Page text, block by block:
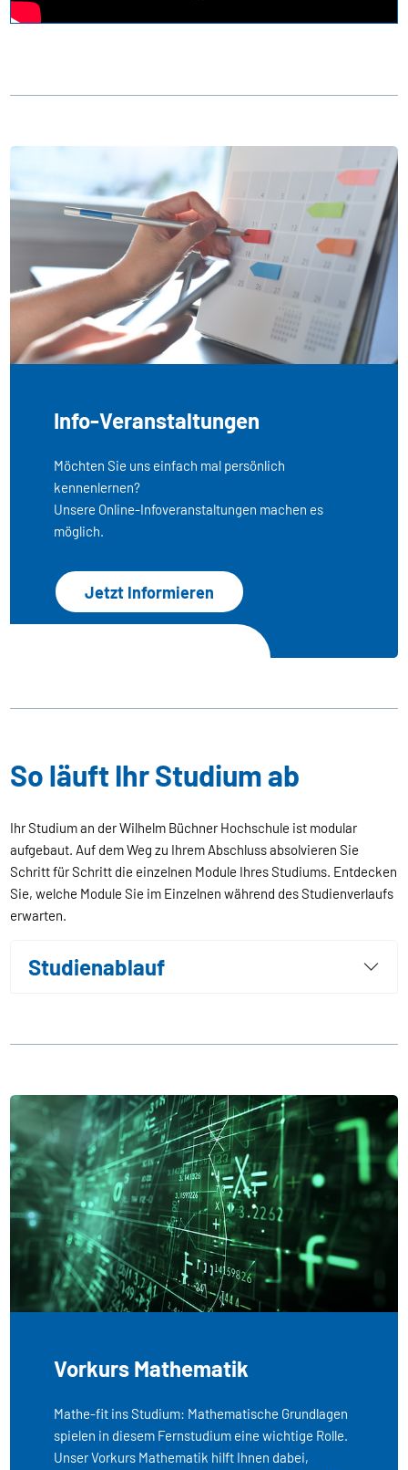
Info-Veranstaltungen
Möchten Sie uns einfach mal persönlich
kennenlernen?
Unsere Online-Infoveranstaltungen machen es
möglich.
Jetzt Informieren
So läuft Ihr Studium ab
Ihr Studium an der Wilhelm Büchner Hochschule ist modular
aufgebaut. Auf dem Weg zu Ihrem Abschluss absolvieren Sie
Schritt für Schritt die einzelnen Module Ihres Studiums. Entdecken
Sie, welche Module Sie im Einzelnen während des Studienverlaufs
erwarten.
Studienablauf
Vorkurs Mathematik
Mathe-fit ins Studium: Mathematische Grundlagen
spielen in diesem Fernstudium eine wichtige Rolle.
Unser Vorkurs Mathematik hilft Ihnen dabei,